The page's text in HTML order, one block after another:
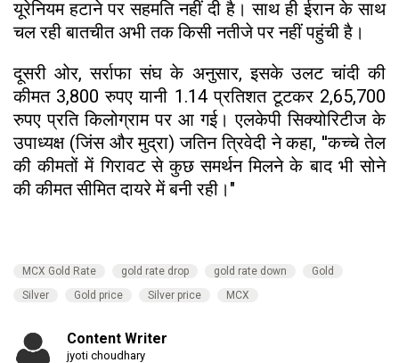
यूरेनियम हटाने पर सहमति नहीं दी है। साथ ही ईरान के साथ
चल रही बातचीत अभी तक किसी नतीजे पर नहीं पहुंची है।
दूसरी ओर, सर्राफा संघ के अनुसार, इसके उलट चांदी की
कीमत 3,800 रुपए यानी 1.14 प्रतिशत टूटकर 2,65,700
रुपए प्रति किलोग्राम पर आ गई। एलकेपी सिक्योरिटीज के
उपाध्यक्ष (जिंस और मुद्रा) जतिन त्रिवेदी ने कहा, ''कच्चे तेल
की कीमतों में गिरावट से कुछ समर्थन मिलने के बाद भी सोने
की कीमत सीमित दायरे में बनी रही।"
MCX Gold Rate gold rate drop gold rate down
Gold
Silver
Gold price Silver price MCX
Content Writer
jyoti choudhary